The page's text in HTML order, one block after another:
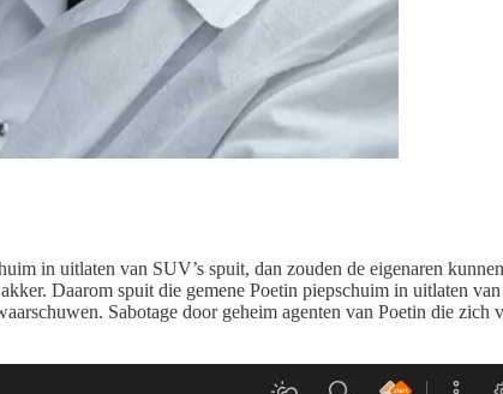
in uitlaten van SUV’s spuit, dan zouden de eigenaren
Daarom spuit die gemene Poetin piepschuim in uitlaten
Sabotage door geheim agenten van Poetin die